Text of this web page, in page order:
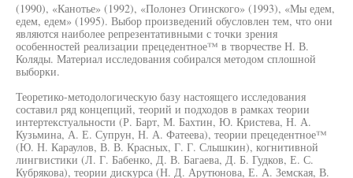
(1990), «Канотье» (1992), «Полонез Огинского» (1993), «Мы едем,
едем, едем» (1995). Выбор произведений обусловлен тем, что они
являются наиболее репрезентативными с точки зрения
особенностей реализации прецедентное™ в творчестве Н. В.
Коляды. Материал исследования собирался методом сплошной
выборки.
Теоретико-методологическую базу настоящего исследования
составил ряд концепций, теорий и подходов в рамках теории
интертекстуальности (Р. Барт, М. Бахтин, Ю. Кристева, Н. А.
Кузьмина, А. Е. Супрун, Н. А. Фатеева), теории прецедентное™
(Ю. Н. Караулов, В. В. Красных, Г. Г. Слышкин), когнитивной
лингвистики (Л. Г. Бабенко, Д. В. Багаева, Д. Б. Гудков, Е. С.
Кубрякова), теории дискурса (Н. Д. Арутюнова, Е. А. Земская, В.